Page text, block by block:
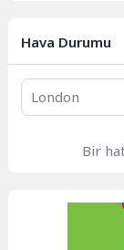
Hava Durumu
Bir